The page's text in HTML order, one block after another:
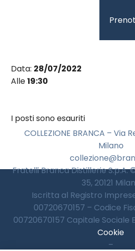
Data: 28/07/2022
Alle19:30
I posti sono esauriti
COLLEZIONE BRANCA – Via
Milano
Fratelli Branca Distillerie S.p.A.
35, 20121
Iscritta al Registro
00720670157 – Codice
00720670157 Capitale Sociale
Cookie
–